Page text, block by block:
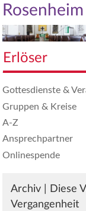
Rosenheim
Erlöser
Gottesdienste &
Gruppen & Kreise
A-Z
Ansprechpartner
Onlinespende
Archiv | Diese
Vergangenheit